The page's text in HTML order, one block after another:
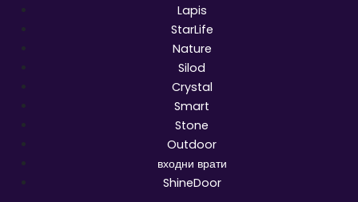
Lapis
StarLife
Nature
Silod
Crystal
Smart
Stone
Outdoor
входни врати
ShineDoor